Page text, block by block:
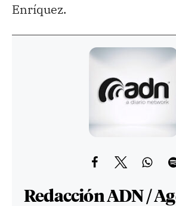
Enríquez.
Redacción ADN /